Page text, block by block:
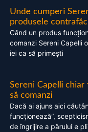
Unde cumperi
produsele
Când un produs
comanzi Sereni Capelli
iei ca să primești
Sereni Capelli chiar
să comanzi
Dacă ai ajuns aici
funcționează”,
de îngrijire a părului e